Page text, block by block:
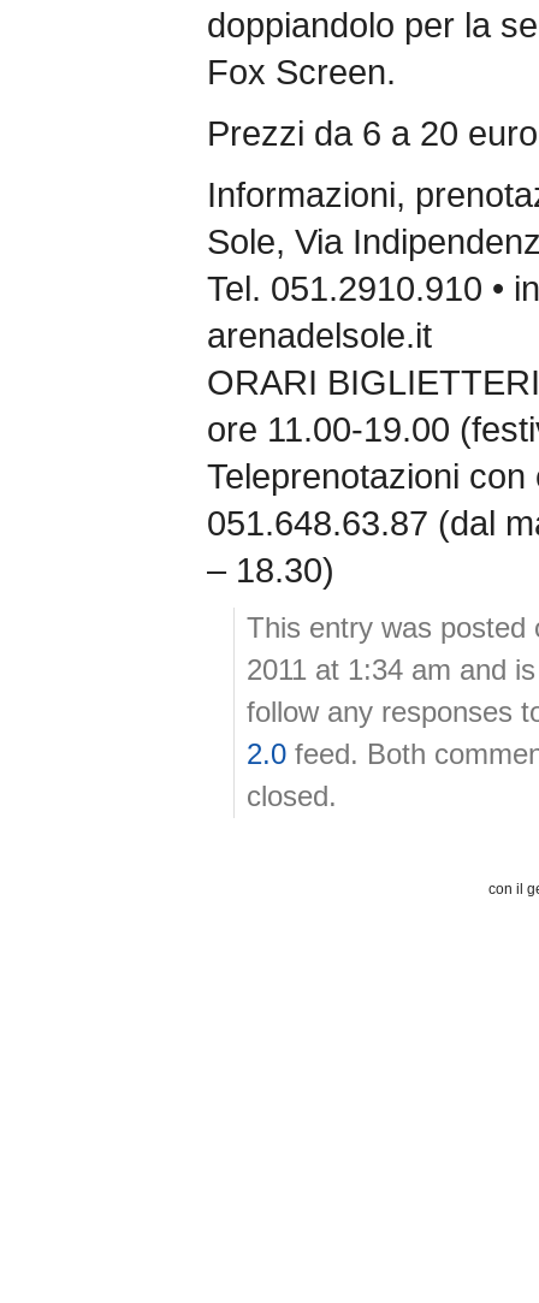
doppiandolo per la
Fox Screen.
Prezzi da 6 a 20
Informazioni,
Sole, Via
Tel. 051.2910.910 •
arenadelsole.it
ORARI
ore 11.00-19.00
Teleprenotazioni
051.648.63.87 (dal
– 18.30)
This entry was posted
2011 at 1:34 am and
follow any responses
2.0 feed. Both
closed.
con il